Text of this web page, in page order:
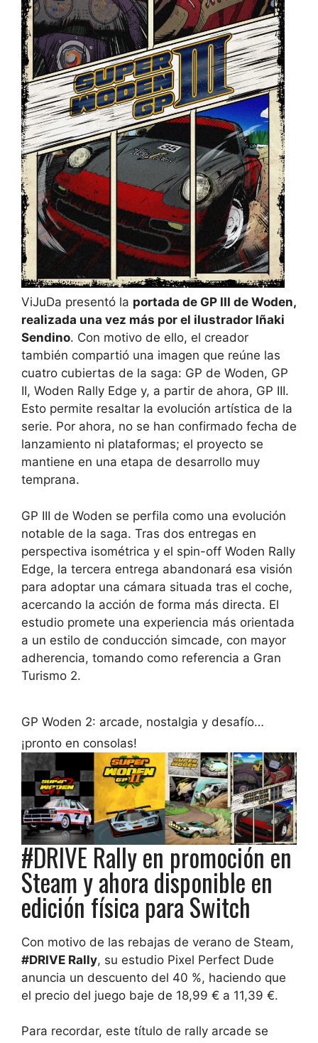
ViJuDa presentó la portada de GP III de Woden,
realizada una vez más por el ilustrador Iñaki
Sendino. Con motivo de ello, el creador
también compartió una imagen que reúne las
cuatro cubiertas de la saga: GP de Woden, GP
II, Woden Rally Edge y, a partir de ahora, GP III.
Esto permite resaltar la evolución artística de la
serie. Por ahora, no se han confirmado fecha de
lanzamiento ni plataformas; el proyecto se
mantiene en una etapa de desarrollo muy
temprana.
GP III de Woden se perfila como una evolución
notable de la saga. Tras dos entregas en
perspectiva isométrica y el spin-off Woden Rally
Edge, la tercera entrega abandonará esa visión
para adoptar una cámara situada tras el coche,
acercando la acción de forma más directa. El
estudio promete una experiencia más orientada
a un estilo de conducción simcade, con mayor
adherencia, tomando como referencia a Gran
Turismo 2.
GP Woden 2: arcade, nostalgia y desafío…
¡pronto en consolas!
#DRIVE Rally en promoción en
Steam y ahora disponible en
edición física para Switch
Con motivo de las rebajas de verano de Steam,
#DRIVE Rally, su estudio Pixel Perfect Dude
anuncia un descuento del 40 %, haciendo que
el precio del juego baje de 18,99 € a 11,39 €.
Para recordar, este título de rally arcade se